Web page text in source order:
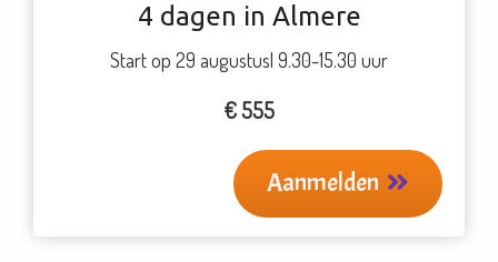
4 dagen in Almere
Start op 29 augustus| 9.30-15.30 uur
€ 555
Aanmelden